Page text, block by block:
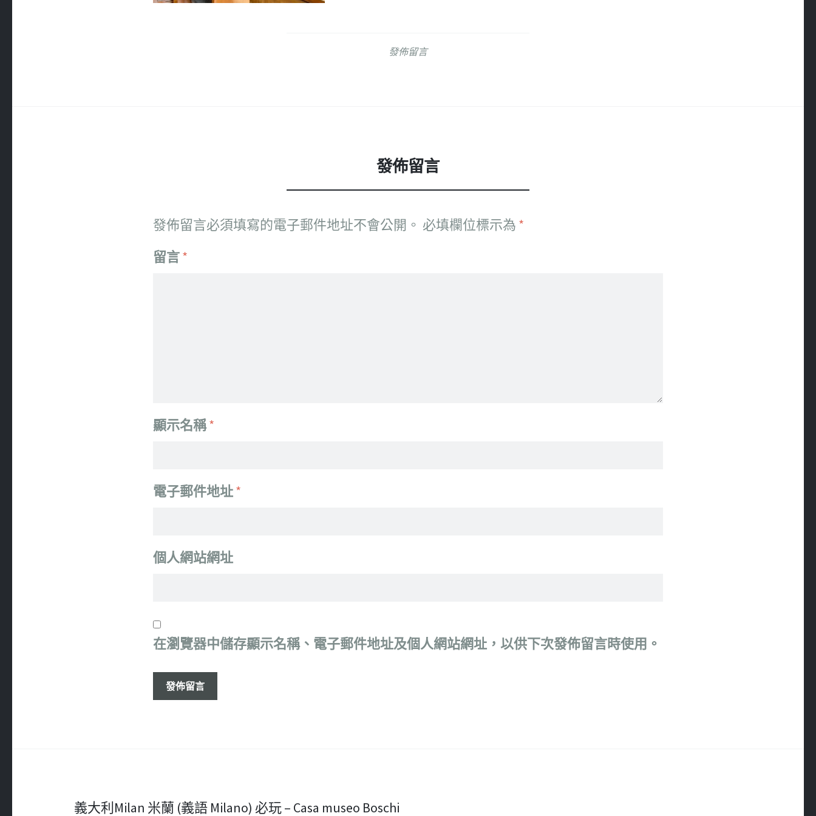
發佈留言
發佈留言
發佈留言必須填寫的電子郵件地址不會公開。 必填欄位標示為 *
留言*
顯示名稱*
電子郵件地址*
個人網站網址
在瀏覽器中儲存顯示名稱、電子郵件地址及個人網站網址，以供下次發佈留言時使用。
義大利Milan 米蘭 (義語 Milano) 必玩 – Casa museo Boschi